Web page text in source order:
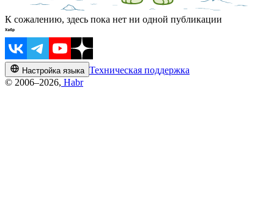
К сожалению, здесь пока нет ни одной публикации
Настройка языка Техническая поддержка
© 2006–2026, Habr